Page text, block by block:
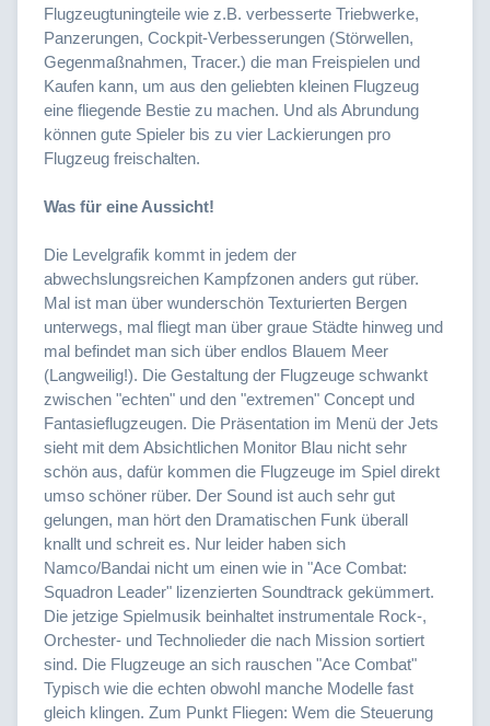
Flugzeugtuningteile wie z.B. verbesserte Triebwerke,
Panzerungen, Cockpit-Verbesserungen (Störwellen,
Gegenmaßnahmen, Tracer.) die man Freispielen und
Kaufen kann, um aus den geliebten kleinen Flugzeug
eine fliegende Bestie zu machen. Und als Abrundung
können gute Spieler bis zu vier Lackierungen pro
Flugzeug freischalten.
Was für eine Aussicht!
Die Levelgrafik kommt in jedem der
abwechslungsreichen Kampfzonen anders gut rüber.
Mal ist man über wunderschön Texturierten Bergen
unterwegs, mal fliegt man über graue Städte hinweg und
mal befindet man sich über endlos Blauem Meer
(Langweilig!). Die Gestaltung der Flugzeuge schwankt
zwischen "echten" und den "extremen" Concept und
Fantasieflugzeugen. Die Präsentation im Menü der Jets
sieht mit dem Absichtlichen Monitor Blau nicht sehr
schön aus, dafür kommen die Flugzeuge im Spiel direkt
umso schöner rüber. Der Sound ist auch sehr gut
gelungen, man hört den Dramatischen Funk überall
knallt und schreit es. Nur leider haben sich
Namco/Bandai nicht um einen wie in "Ace Combat:
Squadron Leader" lizenzierten Soundtrack gekümmert.
Die jetzige Spielmusik beinhaltet instrumentale Rock-,
Orchester- und Technolieder die nach Mission sortiert
sind. Die Flugzeuge an sich rauschen "Ace Combat"
Typisch wie die echten obwohl manche Modelle fast
gleich klingen. Zum Punkt Fliegen: Wem die Steuerung